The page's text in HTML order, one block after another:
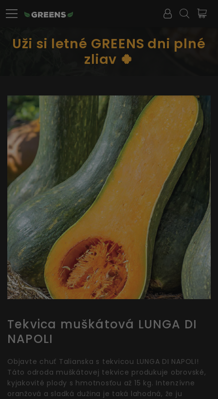
Uži si letné GREENS dni plné
zliav 🍀
Tekvica muškátová LUNGA DI
NAPOLI
Objavte chuť Talianska s tekvicou LUNGA DI NAPOLI!
Táto odroda muškátovej tekvice produkuje obrovské,
kyjakovité plody s hmotnosťou až 15 kg. Intenzívne
oranžová a sladká dužina je taká lahodná, že ju